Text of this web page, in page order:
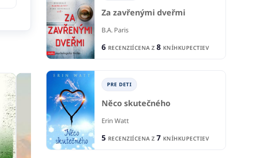
Za zavřenými dveřmi
B.A. Paris
6 RECENZIÍCENA Z 8 KNÍHKUPECTIEV
PRE DETI
Něco skutečného
Erin Watt
5 RECENZIÍCENA Z 7 KNÍHKUPECTIEV